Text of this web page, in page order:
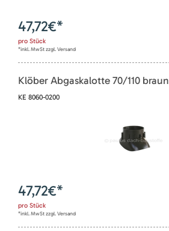
47,72€*
pro Stück
*inkl. MwSt zzgl. Versand
Klöber Abgaskalotte 70/110 braun
KE 8060-0200
47,72€*
pro Stück
*inkl. MwSt zzgl. Versand